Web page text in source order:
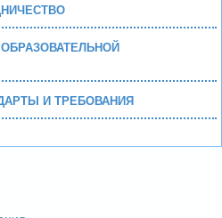
И ТРЕБОВАНИЯ